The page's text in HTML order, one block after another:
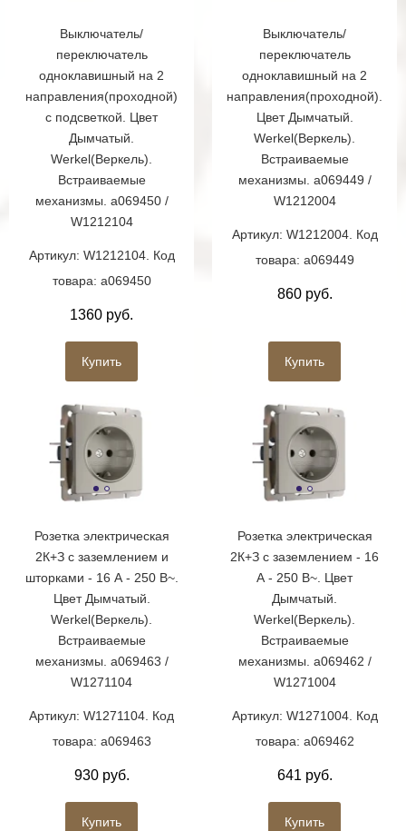
Выключатель/
переключатель
одноклавишный на 2
направления(проходной)
с подсветкой. Цвет
Дымчатый.
Werkel(Веркель).
Встраиваемые
механизмы. a069450 /
W1212104
Артикул: W1212104. Код
товара: a069450
1360 руб.
Купить
Выключатель/
переключатель
одноклавишный на 2
направления(проходной).
Цвет Дымчатый.
Werkel(Веркель).
Встраиваемые
механизмы. a069449 /
W1212004
Артикул: W1212004. Код
товара: a069449
860 руб.
Купить
Розетка электрическая
2К+З с заземлением и
шторками - 16 А - 250 В~.
Цвет Дымчатый.
Werkel(Веркель).
Встраиваемые
механизмы. a069463 /
W1271104
Артикул: W1271104. Код
товара: a069463
930 руб.
Купить
Розетка электрическая
2К+З с заземлением - 16
А - 250 В~. Цвет
Дымчатый.
Werkel(Веркель).
Встраиваемые
механизмы. a069462 /
W1271004
Артикул: W1271004. Код
товара: a069462
641 руб.
Купить